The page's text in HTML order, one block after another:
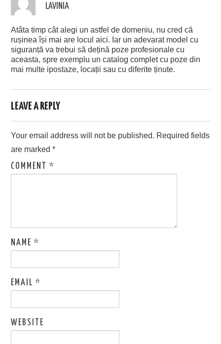
LAVINIA
Atâta timp cât alegi un astfel de domeniu, nu cred că
rușinea își mai are locul aici. Iar un adevarat model cu
siguranță va trebui să dețină poze profesionale cu
aceasta, spre exemplu un catalog complet cu poze din
mai multe ipostaze, locații sau cu diferite ținute.
LEAVE A REPLY
Your email address will not be published. Required fields
are marked*
COMMENT*
NAME*
EMAIL*
WEBSITE